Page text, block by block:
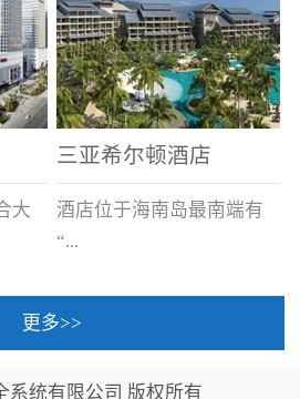
大
三亚希尔顿酒店
酒店位于海南岛最南端有
“...
中国的海岛天堂”之美称的
更多>>
系统有限公司 版权所有